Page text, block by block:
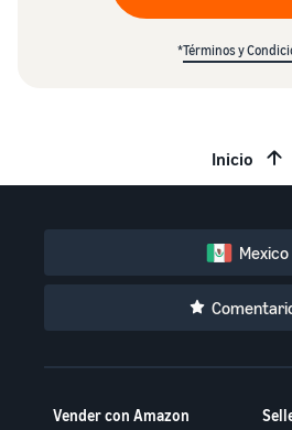
*Términos y
Inicio
Mexico
Vender con Amazon